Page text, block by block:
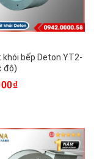
bếp Deton YT2-
độ)